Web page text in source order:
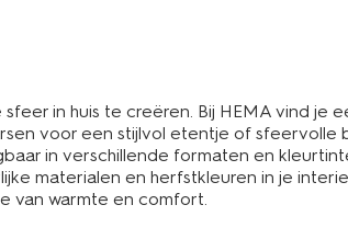
in huis te creëren. Bij HEMA vind je
voor een stijlvol etentje of sfeervolle
in verschillende formaten en
materialen en herfstkleuren in je
van warmte en comfort.